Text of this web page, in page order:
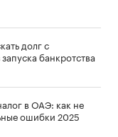
долг с
банкротства
в ОАЭ: как не
ошибки 2025